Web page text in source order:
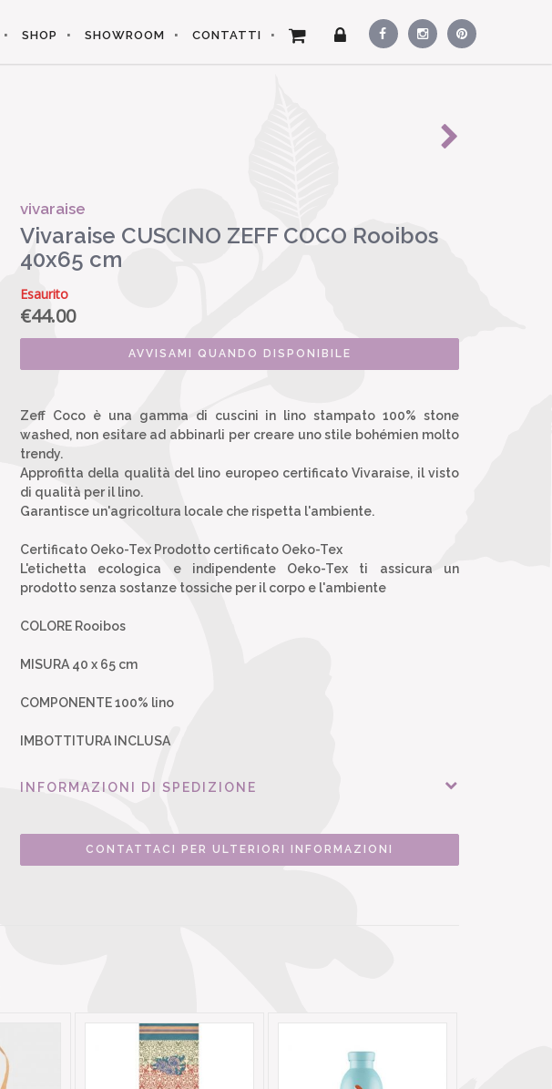
SHOP SHOWROOM CONTATTI
vivaraise
Vivaraise CUSCINO ZEFF COCO Rooibos
40x65 cm
Esaurito
€44.00
AVVISAMI QUANDO DISPONIBILE
Zeff Coco è una gamma di cuscini in lino stampato 100% stone
washed, non esitare ad abbinarli per creare uno stile bohémien molto
trendy.
Approfitta della qualità del lino europeo certificato Vivaraise, il visto
di qualità per il lino.
Garantisce un'agricoltura locale che rispetta l'ambiente.
Certificato Oeko-Tex Prodotto certificato Oeko-Tex
L'etichetta ecologica e indipendente Oeko-Tex ti assicura un
prodotto senza sostanze tossiche per il corpo e l'ambiente
COLORE Rooibos
MISURA 40 x 65 cm
COMPONENTE 100% lino
IMBOTTITURA INCLUSA
INFORMAZIONI DI SPEDIZIONE
CONTATTACI PER ULTERIORI INFORMAZIONI